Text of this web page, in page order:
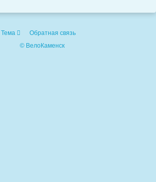
Тема
Обратная связь
© ВелоКаменск